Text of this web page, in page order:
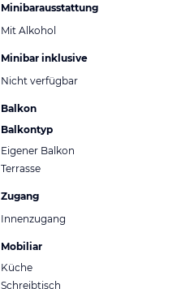
Minibarausstattung
Mit Alkohol
Minibar inklusive
Nicht verfügbar
Balkon
Balkontyp
Eigener Balkon
Terrasse
Zugang
Innenzugang
Mobiliar
Küche
Schreibtisch